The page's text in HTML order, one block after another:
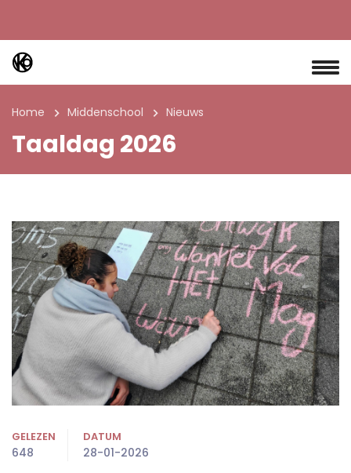
Home Middenschool Nieuws
Taaldag 2026
GELEZEN
648
DATUM
28-01-2026